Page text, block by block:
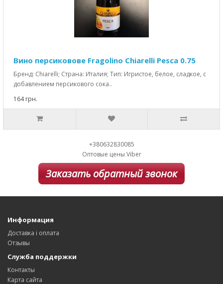
Вино персиковове Fragolino Chiarelli Pesca 0.75
Бренд: Chiarelli; Страна: Италия; Тип: Игристое, белое, сладкое, с
добавлением персикового сока..
164 грн.
+380632830085
Оптовые цены Viber
Заказать обратный звонок
Информация
Доставка і оплата
Отзывы
Служба поддержки
Контакты
Карта сайта